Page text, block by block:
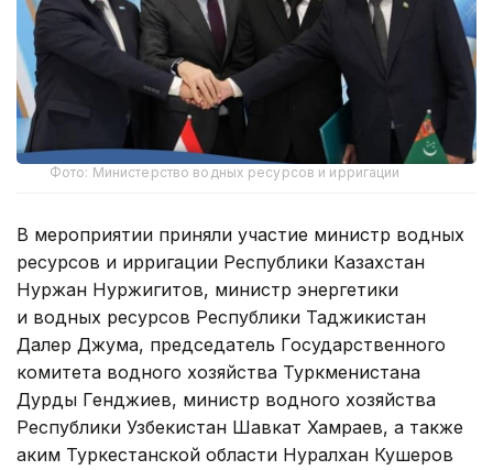
Фото: Министерство водных ресурсов и ирригации
В мероприятии приняли участие министр водных
ресурсов и ирригации Республики Казахстан
Нуржан Нуржигитов, министр энергетики
и водных ресурсов Республики Таджикистан
Далер Джума, председатель Государственного
комитета водного хозяйства Туркменистана
Дурды Генджиев, министр водного хозяйства
Республики Узбекистан Шавкат Хамраев, а также
аким Туркестанской области Нуралхан Кушеров